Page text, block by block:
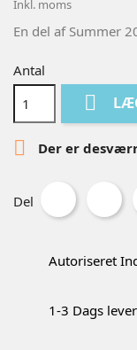
Inkl. moms
En del af Summer
Antal

 Der er
Del
Autoriseret
1-3 Dags